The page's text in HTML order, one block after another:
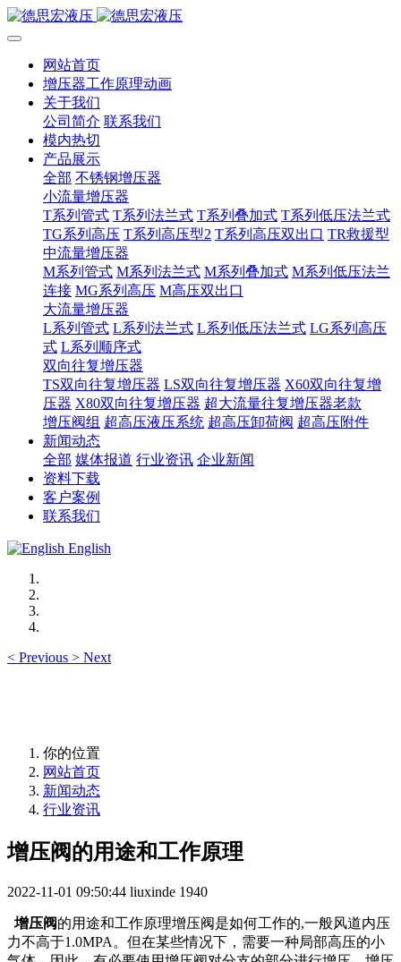
网站首页
增压器工作原理动画
关于我们
公司简介 联系我们
模内热切
产品展示
全部 不锈钢增压器
小流量增压器
T系列管式 T系列法兰式 T系列叠加式 T系列低压法兰式
TG系列高压 T系列高压型2 T系列高压双出口 TR救援型
中流量增压器
M系列管式 M系列法兰式 M系列叠加式 M系列低压法兰
连接 MG系列高压 M高压双出口
大流量增压器
L系列管式 L系列法兰式 L系列低压法兰式 LG系列高压
式 L系列顺序式
双向往复增压器
TS双向往复增压器 LS双向往复增压器 X60双向往复增
压器 X80双向往复增压器 超大流量往复增压器老款
增压阀组 超高压液压系统 超高压卸荷阀 超高压附件
新闻动态
全部 媒体报道 行业资讯 企业新闻
资料下载
客户案例
联系我们
English
< Previous > Next
你的位置
网站首页
新闻动态
行业资讯
增压阀的用途和工作原理
2022-11-01 09:50:44 liuxinde 1940
增压阀的用途和工作原理增压阀是如何工作的,一般风道内压
力不高于1.0MPA。但在某些情况下，需要一种局部高压的小